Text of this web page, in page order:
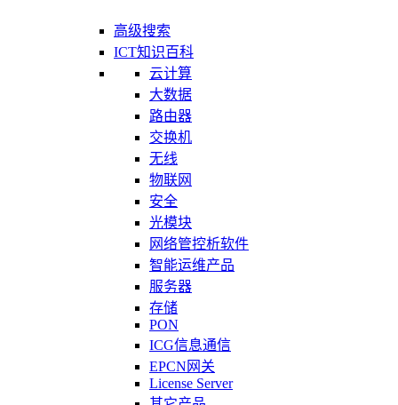
高级搜索
ICT知识百科
云计算
大数据
路由器
交换机
无线
物联网
安全
光模块
网络管控析软件
智能运维产品
服务器
存储
PON
ICG信息通信
EPCN网关
License Server